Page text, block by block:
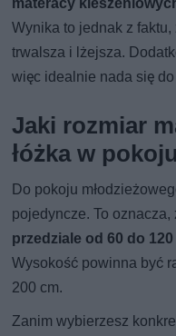
Wynika to jednak z
trwalsza i lżejsza.
więc idealnie nada się
Jaki rozmiar
łóżka w
Do pokoju
pojedyncze. To oznacza,
przedziale od 60 do
Wysokość powinna być
200 cm.
Zanim wybierzesz